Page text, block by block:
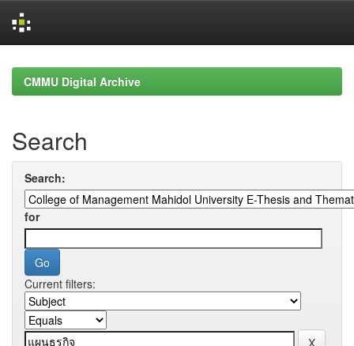
navigationCMMU Digital Archive
Search
Search:
for
Current filters: